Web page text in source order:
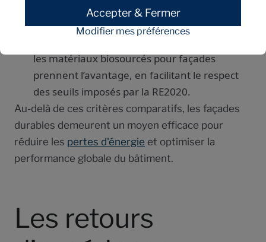
niveaux de durabilité similaires aux matériaux
traditionnels.
les matériaux biosourcés pour façades
prennent l’avantage, en facilitant le respect
des seuils imposés par la RE2020.
Au-delà de ces critères comparatifs, les façades
durables demeurent un moyen efficace pour
réduire les pertes d'énergie et optimiser la
performance globale du bâtiment.
Les retours
Accepter & Fermer
Modifier mes préférences